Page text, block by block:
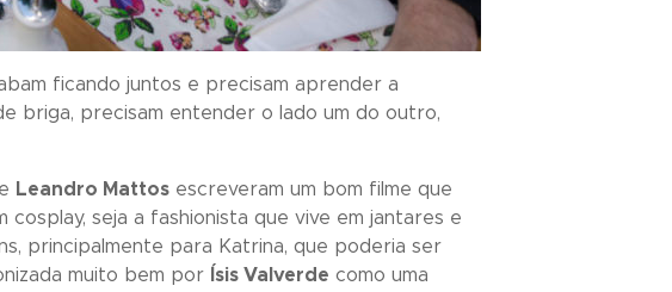
ficando juntos e precisam aprender a
briga, precisam entender o lado um do outro,
e Leandro Mattos escreveram um bom filme que
seja a fashionista que vive em jantares e
principalmente para Katrina, que poderia ser
muito bem por Ísis Valverde como uma